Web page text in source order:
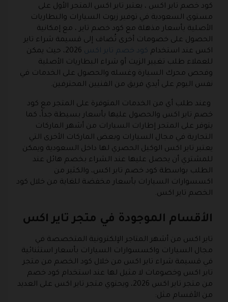
كود خصم تاير اكس ، يعتبر تاير اكس المتجر الأول على
مستوى السعودية في توفير زيوت السيارات والبطاريات
الأصلية بأسعار مذهلة مع كود خصم تاير ، مع إمكانية
الحصول على خصومات أخرى تُضاف إلى قسيمة شراء تاير
اكس عند استخدام كود خصم تاير اكس
2026، حيث يمكن
للعملاء طلب تغيير الزيت أو شراء البطاريات الأصلية
وفحص محرك السيارة وغسله والحصول على الخدمات في
نفس اليوم على أيدي فريق من الفنيين المحترفين.
وعند طلب أي من الخدمات المتوفرة على المتجر مع كود
خصم تاير اكس والحصول عليها بأسعار بسيطة جداً، كما
يتوفر على المتجر إطارات السيارات من أشهر الماركات
التجارية في مجال السيارات وبعض الماركات الأخرى التي
يعتبر تاير اكس الوكيل الحصري لها داخل السعودية ويمكن
للمشتري أن يحصل عليها عند الشراء بخصم هائل عند
الطلب بواسطة كود خصم تاير اكس، والكثير من
اكسسوارات السيارات بأسعار مخفضة للغاية من خلال كود
الخصم تاير اكس.
الأقسام الموجودة في متجر تاير اكس
تاير اكس من أشهر المتاجر الإلكترونية المتخصصة في
مجال السيارات واكسسوارات السيارات بأسعار استثنائية
في قسيمة شراء تاير اكس من خلال كود الخصم من متجر
تاير اكس وخصومات لا مثيل لها عند استخدام كود خصم
من متجر تاير اكس 2026، ويحتوي متجر تاير اكس على العديد
من الأقسام مثل: